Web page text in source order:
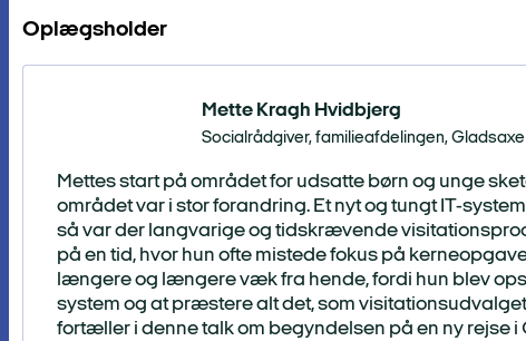
Oplægsholder
Mette Kragh Hvidbjerg
Socialrådgiver, familieafdelingen, Gladsaxe
Mettes start på området for udsatte børn og unge
området var i stor forandring. Et nyt og tungt IT-
så var der langvarige og tidskrævende
på en tid, hvor hun ofte mistede fokus på
længere og længere væk fra hende, fordi hun blev
system og at præstere alt det, som
fortæller i denne talk om begyndelsen på en ny rejse i